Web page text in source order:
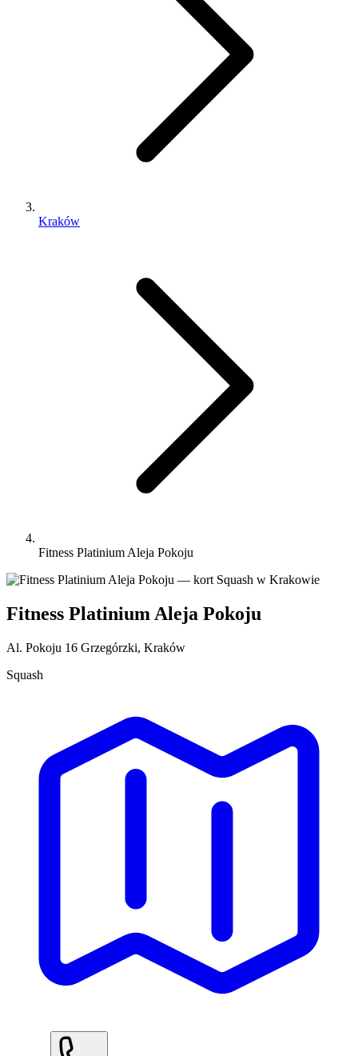
Kraków
Fitness Platinium Aleja Pokoju
Fitness Platinium Aleja Pokoju
Al. Pokoju 16 Grzegórzki, Kraków
Squash